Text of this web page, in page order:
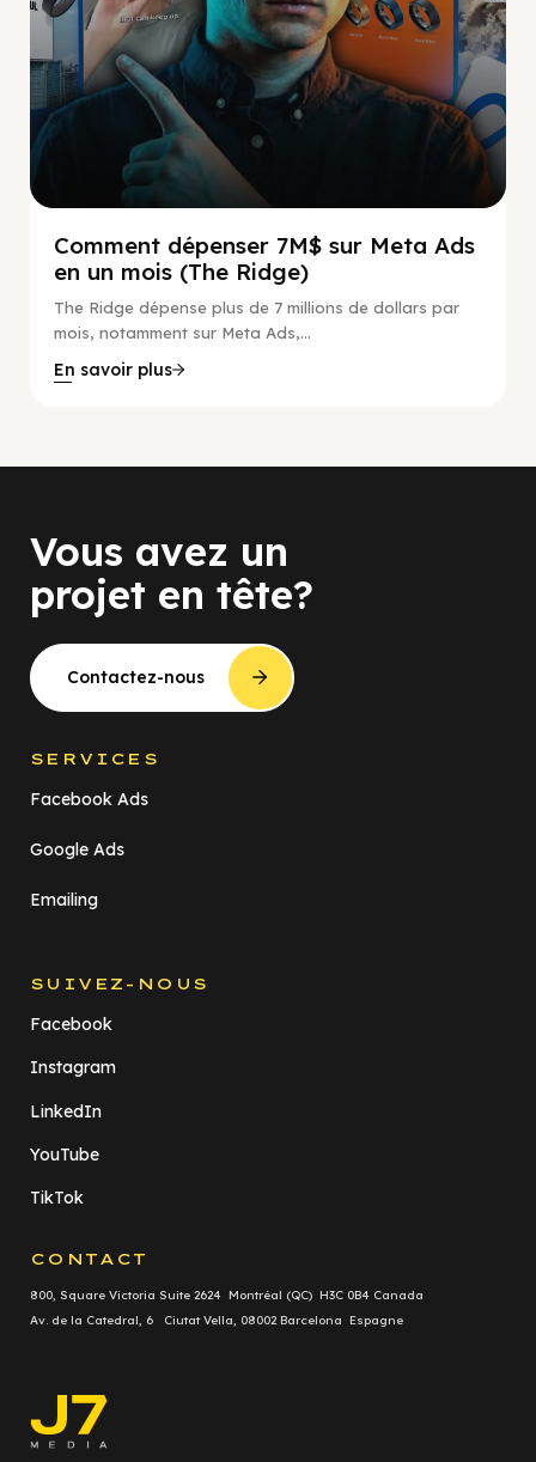
Comment dépenser 7M$ sur Meta Ads
en un mois (The Ridge)
The Ridge dépense plus de 7 millions de dollars par
mois, notamment sur Meta Ads,...
En savoir plus
Vous avez un
projet en tête?
Contactez-nous
SERVICES
Facebook Ads
Google Ads
Emailing
SUIVEZ-NOUS
Facebook
Instagram
LinkedIn
YouTube
TikTok
CONTACT
800, Square Victoria Suite 2624 Montréal (QC) H3C 0B4 Canada
Av. de la Catedral, 6 Ciutat Vella, 08002 Barcelona Espagne